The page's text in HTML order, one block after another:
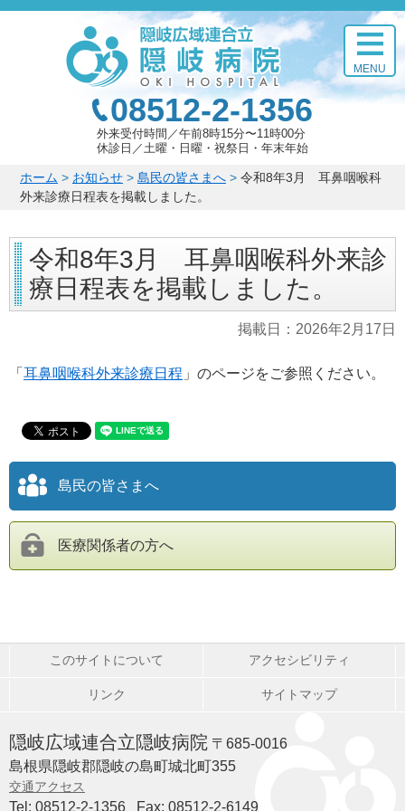
このページの本文へ
08512-2-1356
外来受付時間
午前8時15分〜11時00分
休診日
土曜・日曜・祝祭日・年末年始
MENU
こ
の
ー
ジ
の
位
置:
ホーム > お知らせ > 島民の皆さまへ > 令和8年3月 耳鼻咽喉科
外来診療日程表を掲載しました。
令和8年3月 耳鼻咽喉科外来診
療日程表を掲載しました。
掲載日： 2026年2月17日
「 耳鼻咽喉科外来診療日程 」のページをご参照ください。
島民の皆さまへ
医療関係者の方へ
このサイトについて アクセシビリティ
リンク サイトマップ
隠岐広域連合立隠岐病院 〒685-0016
島根県隠岐郡隠岐の島町城北町355
交通アクセス
Tel: 08512-2-1356 Fax: 08512-2-6149